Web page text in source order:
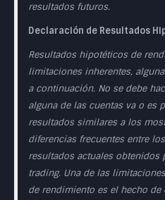
resultados futuros.
Declaración de Resultados
Resultados hipotéticos de
limitaciones inherentes,
a continuación. No se debe
alguna de las cuentas va o es
resultados similares a los
diferencias frecuentes entre
resultados actuales obtenidos
trading. Una de las
de rendimiento es el hecho